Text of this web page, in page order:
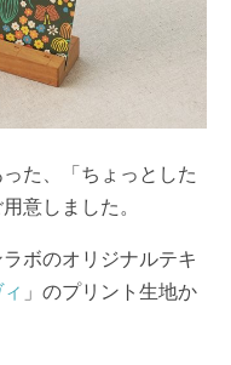
た、「ちょっとした
意しました。
ボのオリジナルテキ
」のプリント生地か